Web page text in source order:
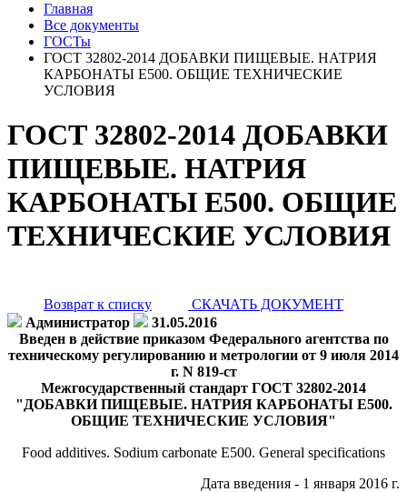
Главная
Все документы
ГОСТы
ГОСТ 32802-2014 ДОБАВКИ ПИЩЕВЫЕ. НАТРИЯ
КАРБОНАТЫ Е500. ОБЩИЕ ТЕХНИЧЕСКИЕ
УСЛОВИЯ
ГОСТ 32802-2014 ДОБАВКИ
ПИЩЕВЫЕ. НАТРИЯ
КАРБОНАТЫ Е500. ОБЩИЕ
ТЕХНИЧЕСКИЕ УСЛОВИЯ
Возврат к списку
СКАЧАТЬ ДОКУМЕНТ
Администратор
31.05.2016
Введен в действие приказом Федерального агентства по
техническому регулированию и метрологии от 9 июля 2014
г. N 819-ст
Межгосударственный стандарт ГОСТ 32802-2014
"ДОБАВКИ ПИЩЕВЫЕ. НАТРИЯ КАРБОНАТЫ Е500.
ОБЩИЕ ТЕХНИЧЕСКИЕ УСЛОВИЯ"
Food additives. Sodium carbonate E500. General specifications
Дата введения - 1 января 2016 г.